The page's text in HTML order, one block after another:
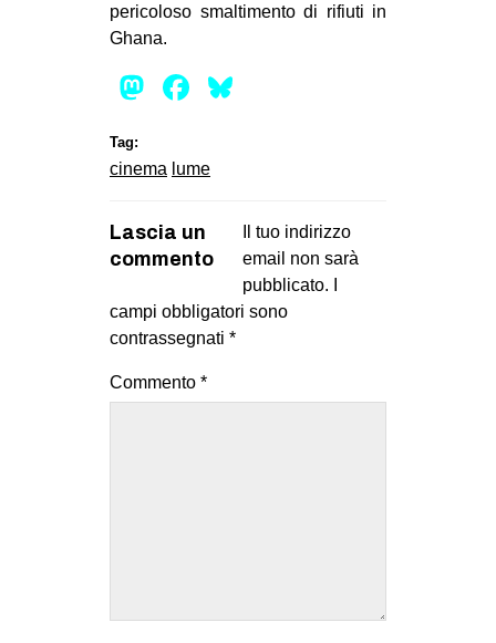
pericoloso smaltimento di rifiuti in
Ghana.
Mastodon
Facebook
Tag:
cinema lume
Lascia un
commento
Il tuo indirizzo
email non sarà
pubblicato.
campi obbligatori sono
contrassegnati *
Commento *